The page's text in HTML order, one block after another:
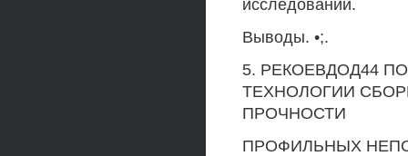
исследований.
Выводы. •;.
5. РЕКОЕВДОД44
ТЕХНОЛОГИИ
ПРОЧНОСТИ
ПРОФИЛЬНЫХ